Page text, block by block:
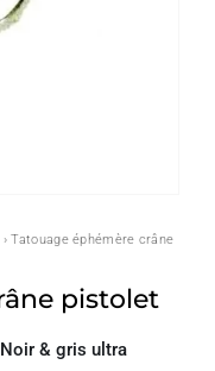
› Tatouage éphémère crâne
pistolet
& gris ultra